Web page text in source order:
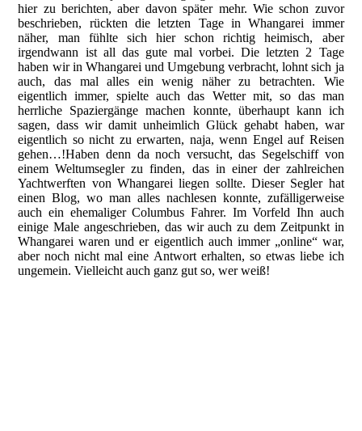
hier zu berichten, aber davon später mehr. Wie schon zuvor
beschrieben, rückten die letzten Tage in Whangarei immer
näher, man fühlte sich hier schon richtig heimisch, aber
irgendwann ist all das gute mal vorbei. Die letzten 2 Tage
haben wir in Whangarei und Umgebung verbracht, lohnt sich ja
auch, das mal alles ein wenig näher zu betrachten. Wie
eigentlich immer, spielte auch das Wetter mit, so das man
herrliche Spaziergänge machen konnte, überhaupt kann ich
sagen, dass wir damit unheimlich Glück gehabt haben, war
eigentlich so nicht zu erwarten, naja, wenn Engel auf Reisen
gehen…!Haben denn da noch versucht, das Segelschiff von
einem Weltumsegler zu finden, das in einer der zahlreichen
Yachtwerften von Whangarei liegen sollte. Dieser Segler hat
einen Blog, wo man alles nachlesen konnte, zufälligerweise
auch ein ehemaliger Columbus Fahrer. Im Vorfeld Ihn auch
einige Male angeschrieben, das wir auch zu dem Zeitpunkt in
Whangarei waren und er eigentlich auch immer „online“ war,
aber noch nicht mal eine Antwort erhalten, so etwas liebe ich
ungemein. Vielleicht auch ganz gut so, wer weiß!